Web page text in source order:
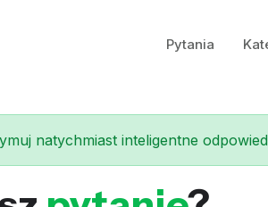
Pytania
natychmiast inteligentne